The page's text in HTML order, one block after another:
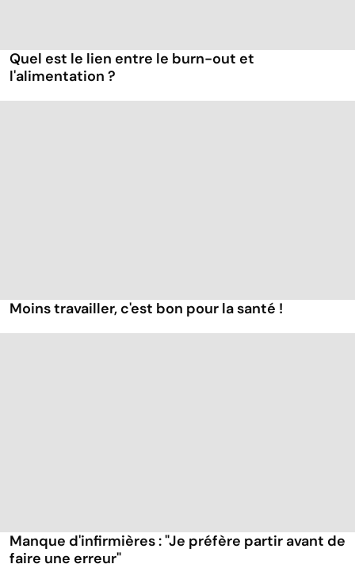
Quel est le lien entre le burn-out et
l'alimentation ?
Moins travailler, c'est bon pour la santé !
Manque d'infirmières : "Je préfère partir avant de
faire une erreur"